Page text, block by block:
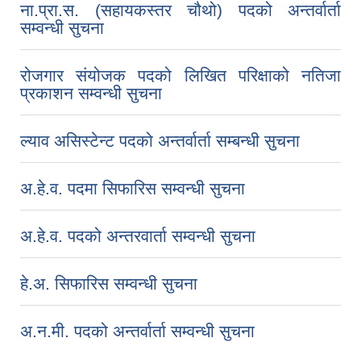
ना.प्रा.स. (सहायकस्तर चौथो) पदको अन्तर्वार्ता
सम्वन्धी सुचना
रोजगार संयोजक पदको लिखित परिक्षाको नतिजा
प्रकाशन सम्वन्धी सुचना
ल्याव असिस्टेन्ट पदको अन्तर्वार्ता सम्बन्धी सुचना
अ.हे.व. पदमा सिफारिस सम्वन्धी सुचना
अ.हे.व. पदको अन्तरवार्ता सम्वन्धी सुचना
हे.अ. सिफारिस सम्वन्धी सुचना
अ.न.मी. पदको अन्तर्वार्ता सम्वन्धी सुचना